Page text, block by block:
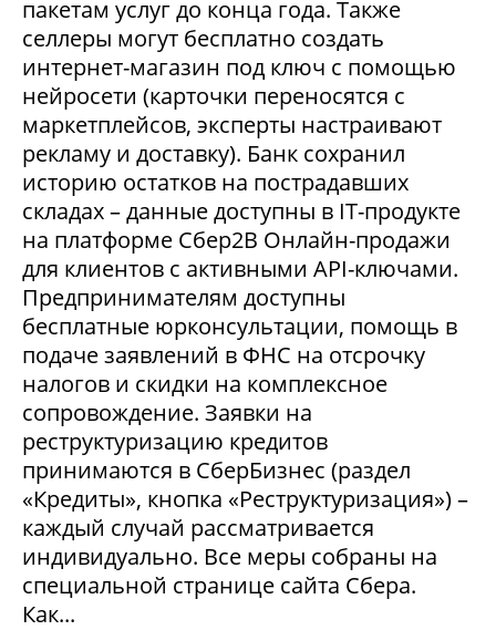
пакетам услуг до конца года. Также
селлеры могут бесплатно создать
интернет-магазин под ключ с помощью
нейросети (карточки переносятся с
маркетплейсов, эксперты настраивают
рекламу и доставку). Банк сохранил
историю остатков на пострадавших
складах – данные доступны в IT-продукте
на платформе Сбер2В Онлайн-продажи
для клиентов с активными API-ключами.
Предпринимателям доступны
бесплатные юрконсультации, помощь в
подаче заявлений в ФНС на отсрочку
налогов и скидки на комплексное
сопровождение. Заявки на
реструктуризацию кредитов
принимаются в СберБизнес (раздел
«Кредиты», кнопка «Реструктуризация») –
каждый случай рассматривается
индивидуально. Все меры собраны на
специальной странице сайта Сбера.
Как...